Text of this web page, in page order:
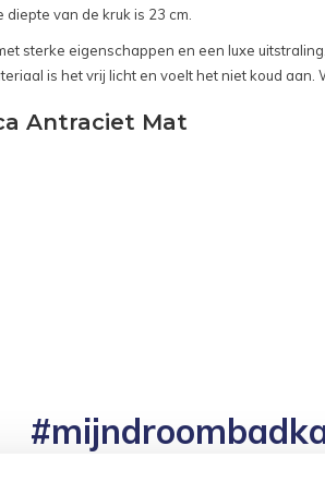
van de kruk is 23 cm.
sterke eigenschappen en een luxe
is het vrij licht en voelt het niet koud aan.
Antraciet Mat
op Instagram met